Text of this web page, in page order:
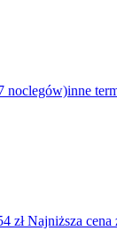
noclegów)inne
złNajniższa cena